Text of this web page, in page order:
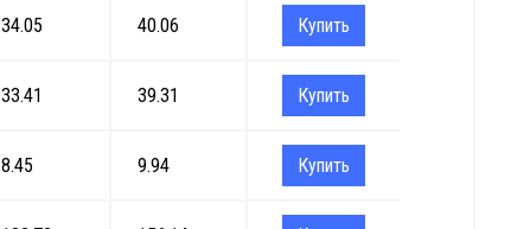
34.05 40.06 Купить
33.41 39.31 Купить
8.45 9.94 Купить